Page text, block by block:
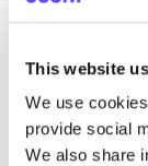
This website
We use
provide social
We also share